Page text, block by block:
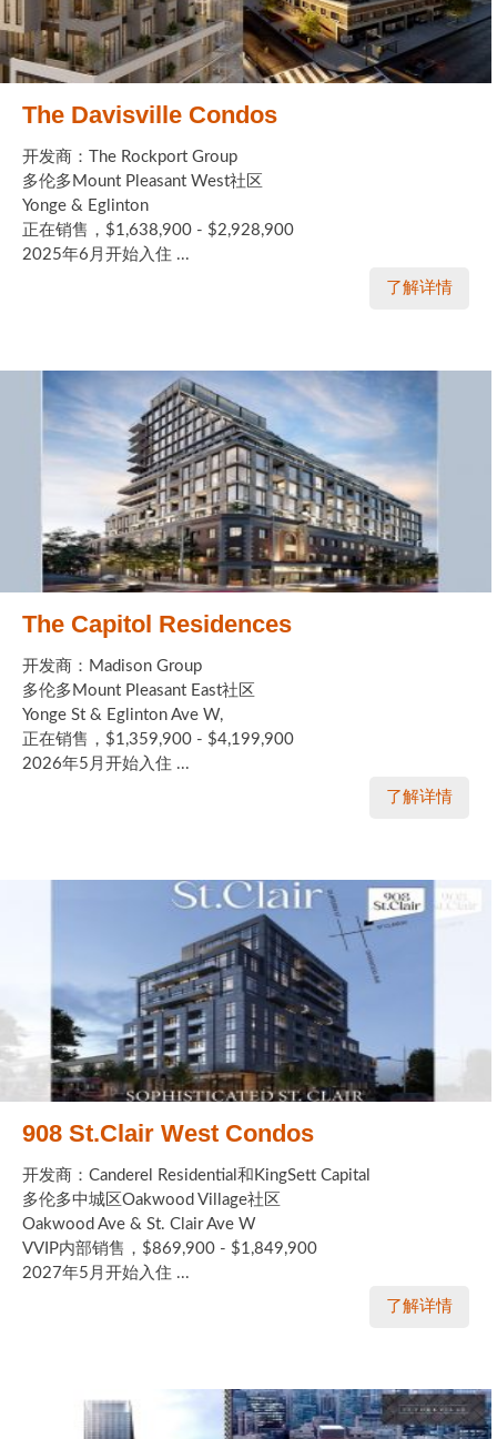
The Davisville Condos
开发商：The Rockport Group
多伦多Mount Pleasant West社区
Yonge & Eglinton
正在销售，$1,638,900 - $2,928,900
2025年6月开始入住 ...
了解详情
The Capitol Residences
开发商：Madison Group
多伦多Mount Pleasant East社区
Yonge St & Eglinton Ave W,
正在销售，$1,359,900 - $4,199,900
2026年5月开始入住 ...
了解详情
908 St.Clair West Condos
开发商：Canderel Residential和KingSett Capital
多伦多中城区Oakwood Village社区
Oakwood Ave & St. Clair Ave W
VVIP内部销售，$869,900 - $1,849,900
2027年5月开始入住 ...
了解详情